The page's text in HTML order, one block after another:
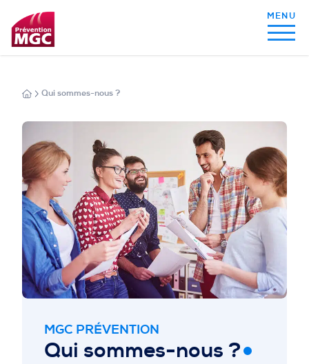
MON ALIMENTATION
MON SOMMEIL
MON ACTIVITÉ PHYSIQUE
MA SANTÉ AU QUOTIDIEN
Qui sommes-nous ?
MGC PRÉVENTION
Qui sommes-nous ?